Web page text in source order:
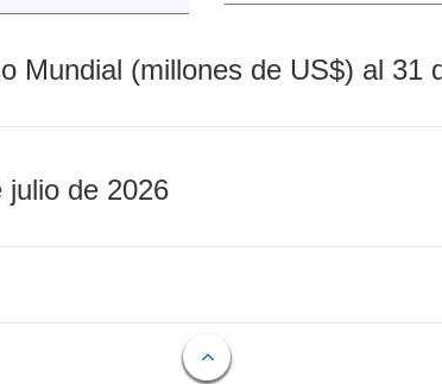
Mundial (millones de US$) al 31
julio de 2026